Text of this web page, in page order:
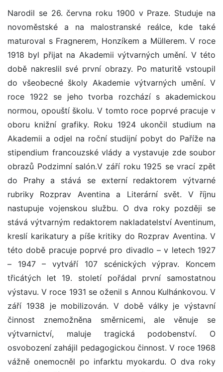
Narodil se 26. června roku 1900 v Praze. Studuje na
novoměstské a na malostranské reálce, kde také
maturoval s Fragnerem, Honzíkem a Müllerem. V roce
1918 byl přijat na Akademii výtvarných umění. V této
době nakreslil své první obrazy. Po maturitě vstoupil
do všeobecné školy Akademie výtvarných umění. V
roce 1922 se jeho tvorba rozchází s akademickou
normou, opouští školu. V tomto roce poprvé pracuje v
oboru knižní grafiky. Roku 1924 ukončil studium na
Akademii a odjel na roční studijní pobyt do Paříže na
stipendium francouzské vlády a vystavuje zde soubor
obrazů Podzimní salón.V září roku 1925 se vrací zpět
do Prahy a stává se externí redaktorem výtvarné
rubriky Rozprav Aventina a Literární svět. V říjnu
nastupuje vojenskou službu. O dva roky později se
stává výtvarným redaktorem nakladatelství Aventinum,
kreslí karikatury a píše kritiky do Rozprav Aventina. V
této době pracuje poprvé pro divadlo – v letech 1927
– 1947 – vytváří 107 scénických výprav. Koncem
třicátých let 19. století pořádal první samostatnou
výstavu. V roce 1931 se oženil s Annou Kulhánkovou. V
září 1938 je mobilizován. V době války je výstavní
činnost znemožněna směrnicemi, ale věnuje se
výtvarnictví, maluje tragická podobenství. O
osvobození zahájil pedagogickou činnost. V roce 1968
vážně onemocněl po infarktu myokardu. O dva roky